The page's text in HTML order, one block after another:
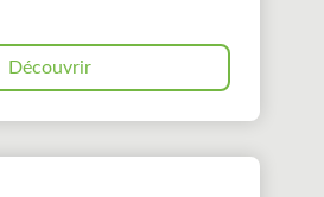
Découvrir